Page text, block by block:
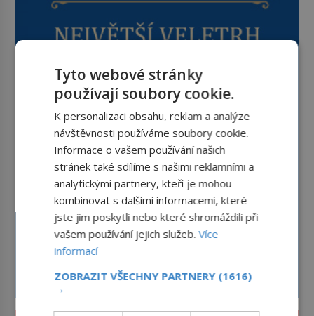
Tyto webové stránky
používají soubory cookie.
K personalizaci obsahu, reklam a analýze
návštěvnosti používáme soubory cookie.
Informace o vašem používání našich
stránek také sdílíme s našimi reklamními a
analytickými partnery, kteří je mohou
kombinovat s dalšími informacemi, které
jste jim poskytli nebo které shromáždili při
vašem používání jejich služeb.Více
informací
ZOBRAZIT VŠECHNY PARTNERY (1616)
→